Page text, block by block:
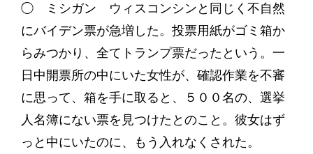
◯ ミシガン ウィスコンシンと同じく不自然
にバイデン票が急増した。投票用紙がゴミ箱か
らみつかり、全てトランプ票だったという。一
日中開票所の中にいた女性が、確認作業を不審
に思って、箱を手に取ると、５００名の、選挙
人名簿にない票を見つけたとのこと。彼女はず
っと中にいたのに、もう入れなくされた。